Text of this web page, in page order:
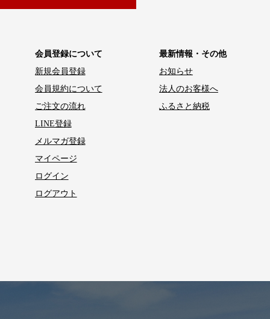
会員登録について
新規会員登録
会員規約について
ご注文の流れ
LINE登録
メルマガ登録
マイページ
ログイン
ログアウト
最新情報・その他
お知らせ
法人のお客様へ
ふるさと納税